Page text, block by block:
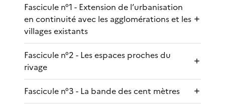
Fascicule n°1 - Extension de l’urbanisation
en continuité avec les agglomérations et les
villages existants
Fascicule n°2 - Les espaces proches du
rivage
Fascicule n°3 - La bande des cent mètres